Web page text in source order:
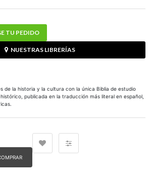
TU PEDIDO
NUESTRAS LIBRERÍAS
de la historia y la cultura con la única Biblia de estudio
publicada en la traducción más literal en español,